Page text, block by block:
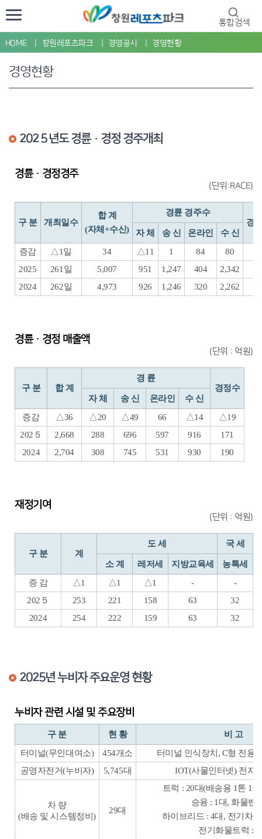
통합검색
HOME 창원레포츠파크 경영공시 경영현황
경영현황
202５년도 경륜·경정 경주개최
경륜·경정경주
(단위:RACE)
구 분 개최일수
합 계
(자체+수신)
경륜 경주수
경
자 체
송 신 온라인
수 신
증감
△1일 34 △11 1 84 80
2025
261일 5,007 951 1,247 404 2,342
2024
262일 4,973 926 1,246 320 2,262
경륜·경정 매출액
(단위 : 억원)
구 분 합 계
경 륜
경정수
자 체
송 신 온라인
수 신
증감
△36 △20 △49 66 △14
△19
202５
2,668 288 696 597 916
171
2024
2,704 308 745 531 930 190
재정기여
(단위 : 억원)
구 분 계
도 세 국 세
소 계 레저세 지방교육세
농특세
증 감
△1 △1 △1 -
-
202５
253 221 158 63
32
2024
254 222 159 63 32
2025년 누비자 주요운영 현황
누비자 관련 시설 및 주요장비
구 분 현 황
비 고
터미널(무인대여소)
454개소
터미널 인식장치, C형 전용
공영자전거(누비자)
5,745대 IOT(사물인터넷) 전자
차 량
(배송 및 시스템정비)
29대
트럭 : 20대(배송용 1톤
승용 : 1대, 화물밴
하이브리드 : 4대, 전기차(
전기화물트럭 : 1